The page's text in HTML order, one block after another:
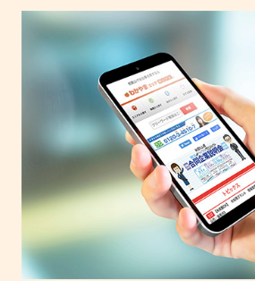
企業のみなさまへ
キャリアコンサルタント紹介
イベント情報
強み
会社概要